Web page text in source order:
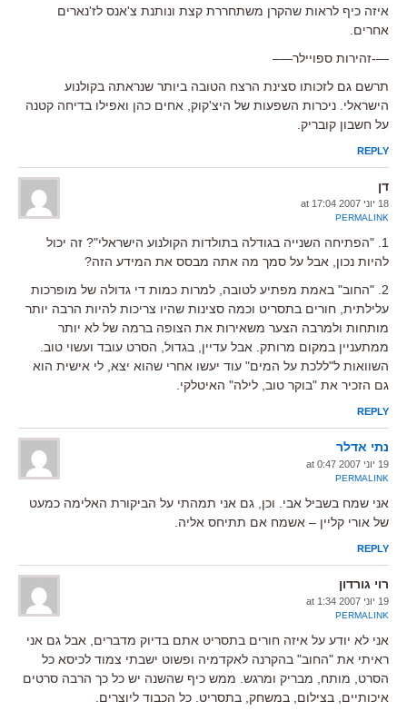
איזה כיף לראות שהקרן משתחררת קצת ונותנת צ'אנס לז'נארים
אחרים.
—-זהירות ספויילר—–
תרשם גם לזכותו סצינת הרצח הטובה ביותר שנראתה בקולנוע
הישראלי. ניכרות השפעות של היצ'קוק, אחים כהן ואפילו בדיחה קטנה
על חשבון קובריק.
REPLY
דן
18 יוני 2007 at 17:04
PERMALINK
1. "הפתיחה השנייה בגודלה בתולדות הקולנוע הישראלי"? זה יכול
להיות נכון, אבל על סמך מה אתה מבסס את המידע הזה?
2. "החוב" באמת מפתיע לטובה, למרות כמות די גדולה של מופרכות
עלילתית, חורים בתסריט וכמה סצינות שהיו צריכות להיות הרבה יותר
מותחות ולמרבה הצער משאירות את הצופה ברמה של לא יותר
ממתעניין במקום מרותק. אבל עדיין, בגדול, הסרט עובד ועשוי טוב.
השוואות ל"ללכת על המים" עוד יעשו אחרי שהוא יצא, לי אישית הוא
גם הזכיר את "בוקר טוב, לילה" האיטלקי.
REPLY
נתי אדלר
19 יוני 2007 at 0:47
PERMALINK
אני שמח בשביל אבי. וכן, גם אני תמהתי על הביקורת האלימה כמעט
של אורי קליין – אשמח אם תתיחס אליה.
REPLY
רוי גורדון
19 יוני 2007 at 1:34
PERMALINK
אני לא יודע על איזה חורים בתסריט אתם בדיוק מדברים, אבל גם אני
ראיתי את "החוב" בהקרנה לאקדמיה ופשוט ישבתי צמוד לכיסא כל
הסרט, מותח, מבריק ומרגש. ממש כיף שהשנה יש כל כך הרבה סרטים
איכותיים, בצילום, במשחק, בתסריט. כל הכבוד ליוצרים.